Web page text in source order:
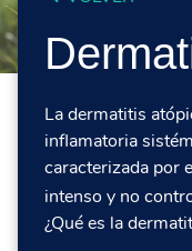
La dermatitis
inflamatoria
caracterizada por
intenso y no
¿Qué es la